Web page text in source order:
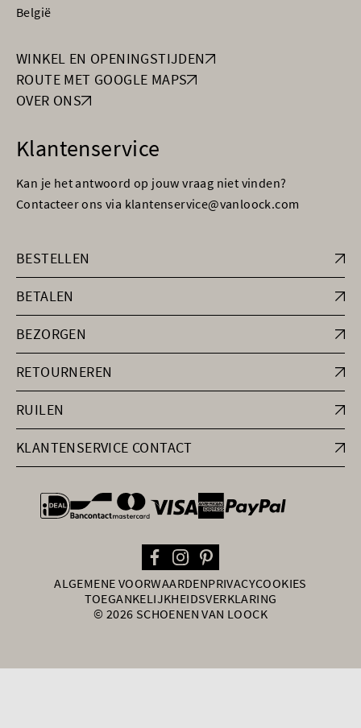
België
WINKEL EN OPENINGSTIJDEN
ROUTE MET GOOGLE MAPS
OVER ONS
Klantenservice
Kan je het antwoord op jouw vraag niet vinden?
Contacteer ons via klantenservice@vanloock.com
BESTELLEN
BETALEN
BEZORGEN
RETOURNEREN
RUILEN
KLANTENSERVICE CONTACT
general.paymentOptions
ALGEMENE VOORWAARDENPRIVACYCOOKIES
TOEGANKELIJKHEIDSVERKLARING
© 2026 SCHOENEN VAN LOOCK